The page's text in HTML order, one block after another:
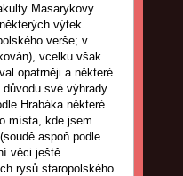
Masarykovy
výtek
verše; v
vcelku však
opatrněji a některé
své výhrady
Hrabáka některé
místa, kde jsem
aspoň podle
věci ještě
rysů staropolského